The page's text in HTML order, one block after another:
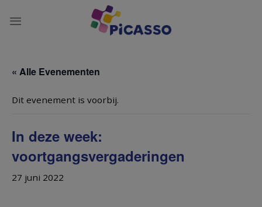
naar
« Alle Evenementen
Dit evenement is voorbij.
In deze week:
voortgangsvergaderingen
27 juni 2022